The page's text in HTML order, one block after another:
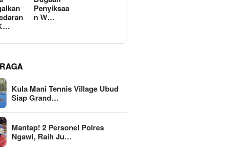
Penyiksaa
n W…
Kula Mani Tennis Village Ubud
Siap Grand…
Mantap! 2 Personel Polres
Ngawi, Raih Ju…